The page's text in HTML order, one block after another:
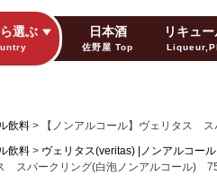
選ぶ 日本酒
佐野屋 Top
リキュ
飲料
【ノンアルコール】ヴェリタス
飲料
ヴェリタス(veritas) |ノンアルコー
スパークリング(白泡ノンアルコール)